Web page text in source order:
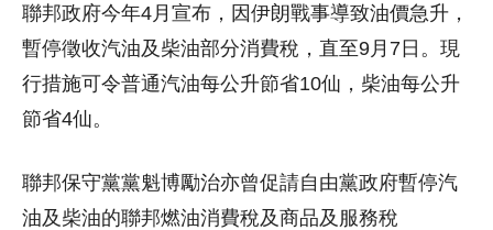
聯邦政府今年4月宣布，因伊朗戰事導致油價急升，
暫停徵收汽油及柴油部分消費稅，直至9月7日。現
行措施可令普通汽油每公升節省10仙，柴油每公升
節省4仙。
聯邦保守黨黨魁博勵治亦曾促請自由黨政府暫停汽
油及柴油的聯邦燃油消費稅及商品及服務稅